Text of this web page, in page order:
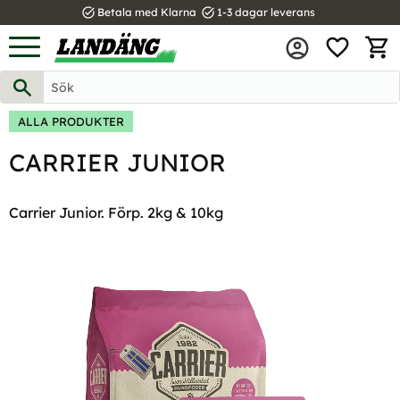
Meny
task_alt Betala med Klarna task_alt 1-3 dagar leverans
ALLA PRODUKTER
CARRIER JUNIOR
Carrier Junior. Förp. 2kg & 10kg